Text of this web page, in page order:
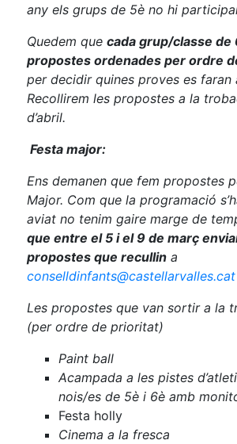
any els grups de 5è no hi
Quedem quecada grup/classe de
propostes ordenades per ordre
per decidir quines proves es faran
Recollirem les propostes a la
d’abril.
Festa major:
Ens demanen que fem propostes
Major. Com que la programació
aviat no tenim gaire marge de
que entre el 5 i el 9 de març
propostes que recullin a
conselldinfants@castellarvalles.cat
Les propostes que van sortir a la
(per ordre de prioritat)
Paint ball
Acampada a les pistes
nois/es de 5è i 6è amb
Festa holly
Cinema a la fresca